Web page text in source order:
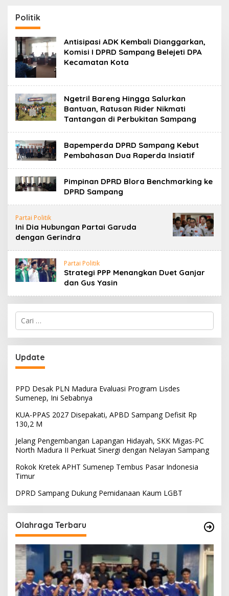
Politik
Antisipasi ADK Kembali Dianggarkan,
Komisi I DPRD Sampang Belejeti DPA
Kecamatan Kota
Ngetril Bareng Hingga Salurkan
Bantuan, Ratusan Rider Nikmati
Tantangan di Perbukitan Sampang
Bapemperda DPRD Sampang Kebut
Pembahasan Dua Raperda Insiatif
Pimpinan DPRD Blora Benchmarking ke
DPRD Sampang
Partai Politik
Ini Dia Hubungan Partai Garuda
dengan Gerindra
Partai Politik
Strategi PPP Menangkan Duet Ganjar
dan Gus Yasin
Cari
untuk:
Update
PPD Desak PLN Madura Evaluasi Program Lisdes
Sumenep, Ini Sebabnya
KUA-PPAS 2027 Disepakati, APBD Sampang Defisit Rp
130,2 M
Jelang Pengembangan Lapangan Hidayah, SKK Migas-PC
North Madura II Perkuat Sinergi dengan Nelayan Sampang
Rokok Kretek APHT Sumenep Tembus Pasar Indonesia
Timur
DPRD Sampang Dukung Pemidanaan Kaum LGBT
Olahraga Terbaru